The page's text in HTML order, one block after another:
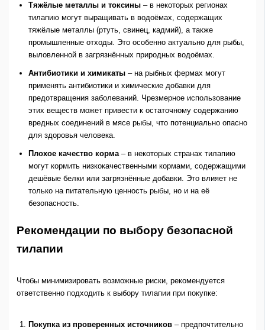
Тяжёлые металлы и токсины– в некоторых регионах
тилапию могут выращивать в водоёмах, содержащих
тяжёлые металлы (ртуть, свинец, кадмий), а также
промышленные отходы. Это особенно актуально для рыбы,
выловленной в загрязнённых природных водоёмах.
Антибиотики и химикаты– на рыбных фермах могут
применять антибиотики и химические добавки для
предотвращения заболеваний. Чрезмерное использование
этих веществ может привести к остаточному содержанию
вредных соединений в мясе рыбы, что потенциально опасно
для здоровья человека.
Плохое качество корма– в некоторых странах тилапию
могут кормить низкокачественными кормами, содержащими
дешёвые белки или загрязнённые добавки. Это влияет не
только на питательную ценность рыбы, но и на её
безопасность.
Рекомендации по выбору безопасной
тилапии
Чтобы минимизировать возможные риски, рекомендуется
ответственно подходить к выбору тилапии при покупке:
Покупка из проверенных источников– предпочтительно